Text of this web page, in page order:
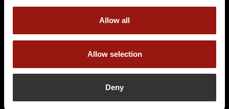
Allow all
Allow selection
Deny
Auf der Karte anzeigen
89,90 €
Tickets kaufen